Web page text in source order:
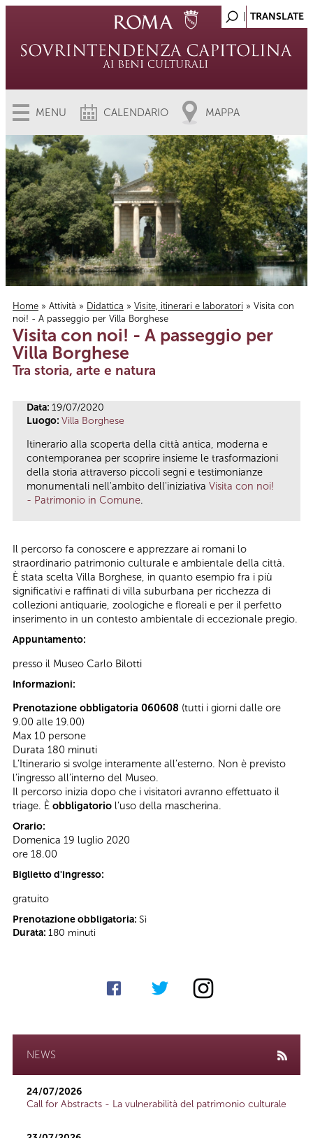
MENU CALENDARIO MAPPA
Tu sei qui
Home » Attività » Didattica » Visite, itinerari e laboratori » Visita con
noi! - A passeggio per Villa Borghese
Visita con noi! - A passeggio per
Villa Borghese
Tra storia, arte e natura
Data: 19/07/2020
Luogo: Villa Borghese
Itinerario alla scoperta della città antica, moderna e
contemporanea per scoprire insieme le trasformazioni
della storia attraverso piccoli segni e testimonianze
monumentali nell'ambito dell'iniziativa Visita con noi!
- Patrimonio in Comune.
Il percorso fa conoscere e apprezzare ai romani lo
straordinario patrimonio culturale e ambientale della città.
È stata scelta Villa Borghese, in quanto esempio fra i più
significativi e raffinati di villa suburbana per ricchezza di
collezioni antiquarie, zoologiche e floreali e per il perfetto
inserimento in un contesto ambientale di eccezionale pregio.
Appuntamento:
presso il Museo Carlo Bilotti
Informazioni:
Prenotazione obbligatoria 060608 (tutti i giorni dalle ore
9.00 alle 19.00)
Max 10 persone
Durata 180 minuti
L’Itinerario si svolge interamente all’esterno. Non è previsto
l’ingresso all’interno del Museo.
Il percorso inizia dopo che i visitatori avranno effettuato il
triage. È obbligatorio l’uso della mascherina.
Orario:
Domenica 19 luglio 2020
ore 18.00
Biglietto d'ingresso:
gratuito
Prenotazione obbligatoria: Sì
Durata: 180 minuti
NEWS
24/07/2026
Call for Abstracts - La vulnerabilità del patrimonio culturale